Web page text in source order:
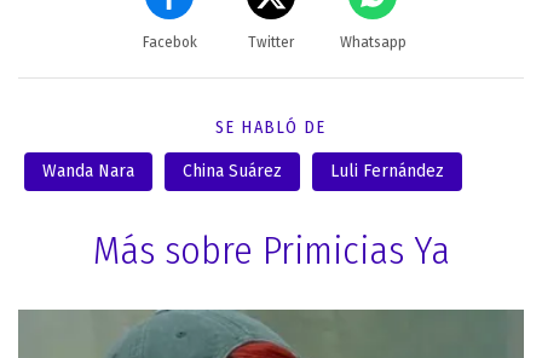
Facebok Twitter Whatsapp
SE HABLÓ DE
Wanda Nara China Suárez Luli Fernández
Más sobre Primicias Ya